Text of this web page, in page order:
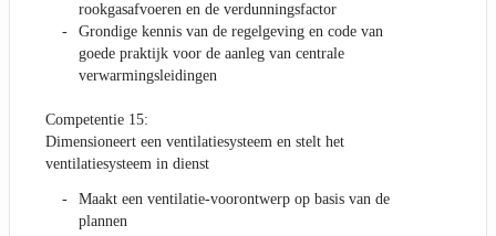
rookgasafvoeren en de verdunningsfactor
Grondige kennis van de regelgeving en code van
goede praktijk voor de aanleg van centrale
verwarmingsleidingen
Competentie 15:
Dimensioneert een ventilatiesysteem en stelt het
ventilatiesysteem in dienst
Maakt een ventilatie-voorontwerp op basis van de
plannen